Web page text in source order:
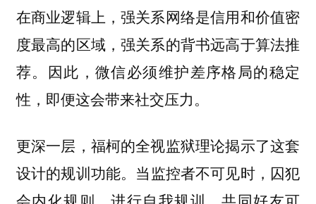
在商业逻辑上，强关系网络是信用和价值密
度最高的区域，强关系的背书远高于算法推
荐。因此，微信必须维护差序格局的稳定
性，即便这会带来社交压力。
更深一层，福柯的全视监狱理论揭示了这套
设计的规训功能。 当监控者不可见时，囚犯